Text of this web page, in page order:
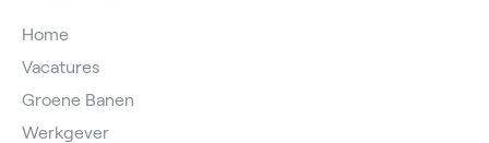
Home
Vacatures
Groene Banen
Werkgever